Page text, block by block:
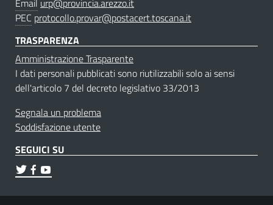
PEC protocollo.provar@postacert.toscana.it
TRASPARENZA
Amministrazione Trasparente
I dati personali pubblicati sono riutilizzabili solo ai sensi
dell'articolo 7 del decreto legislativo 33/2013
Segnala un problema
Soddisfazione utente
SEGUICI SU